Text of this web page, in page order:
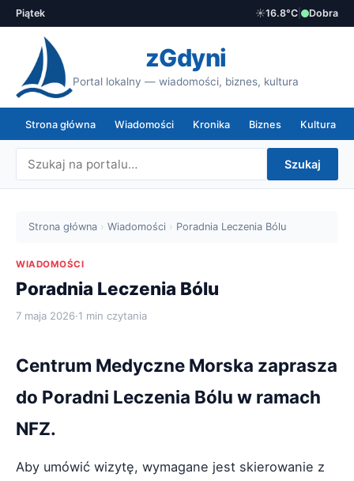
Piątek ☀️16.8°C Dobra
zGdyni
Portal lokalny — wiadomości, biznes, kultura
Strona główna Wiadomości Kronika Biznes Kultura
Szukaj
Strona główna › Wiadomości › Poradnia Leczenia Bólu
WIADOMOŚCI
Poradnia Leczenia Bólu
7 maja 2026·1 min czytania
Centrum Medyczne Morska zaprasza
do Poradni Leczenia Bólu w ramach
NFZ.
Aby umówić wizytę, wymagane jest skierowanie z